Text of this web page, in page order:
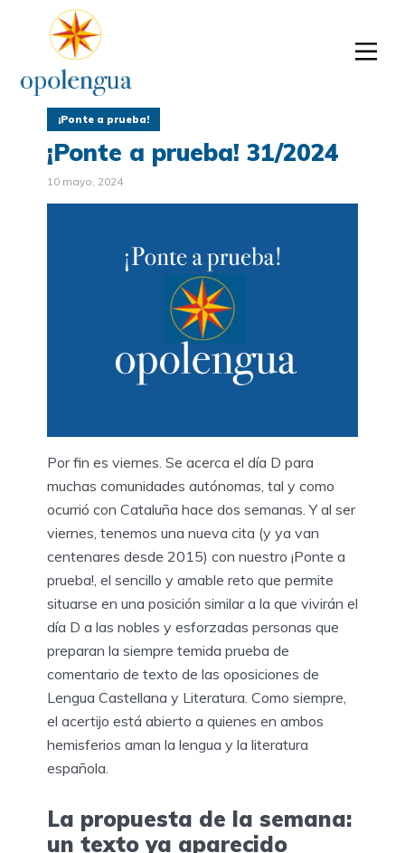
¡Ponte a prueba!
¡Ponte a prueba! 31/2024
10 mayo, 2024
Por fin es viernes. Se acerca el día D para
muchas comunidades autónomas, tal y como
ocurrió con Cataluña hace dos semanas. Y al ser
viernes, tenemos una nueva cita (y ya van
centenares desde 2015) con nuestro ¡Ponte a
prueba!, el sencillo y amable reto que permite
situarse en una posición similar a la que vivirán el
día D a las nobles y esforzadas personas que
preparan la siempre temida prueba de
comentario de texto de las oposiciones de
Lengua Castellana y Literatura. Como siempre,
el acertijo está abierto a quienes en ambos
hemisferios aman la lengua y la literatura
española.
La propuesta de la semana:
un texto ya aparecido